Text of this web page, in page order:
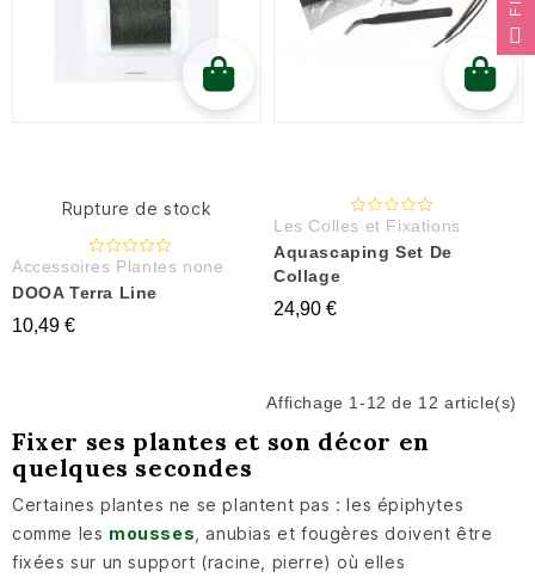
Rupture de stock
Accessoires Plantes none
DOOA Terra Line
10,49 €
Les Colles et Fixations
Aquascaping Set De
Collage
24,90 €
Affichage 1-12 de 12 article(s)
Fixer ses plantes et son décor en
quelques secondes
Certaines plantes ne se plantent pas : les épiphytes
comme les mousses , anubias et fougères doivent être
fixées sur un support (racine, pierre) où elles